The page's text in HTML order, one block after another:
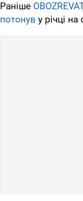
Раніше
потонув у річці